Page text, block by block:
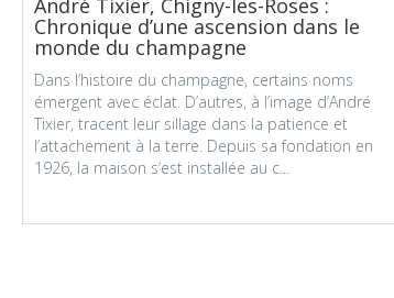
André Tixier, Chigny-les-Roses :
Chronique d’une ascension dans le
monde du champagne
Dans l’histoire du champagne, certains noms
émergent avec éclat. D’autres, à l’image d’André
Tixier, tracent leur sillage dans la patience et
l’attachement à la terre. Depuis sa fondation en
1926, la maison s’est installée au c...